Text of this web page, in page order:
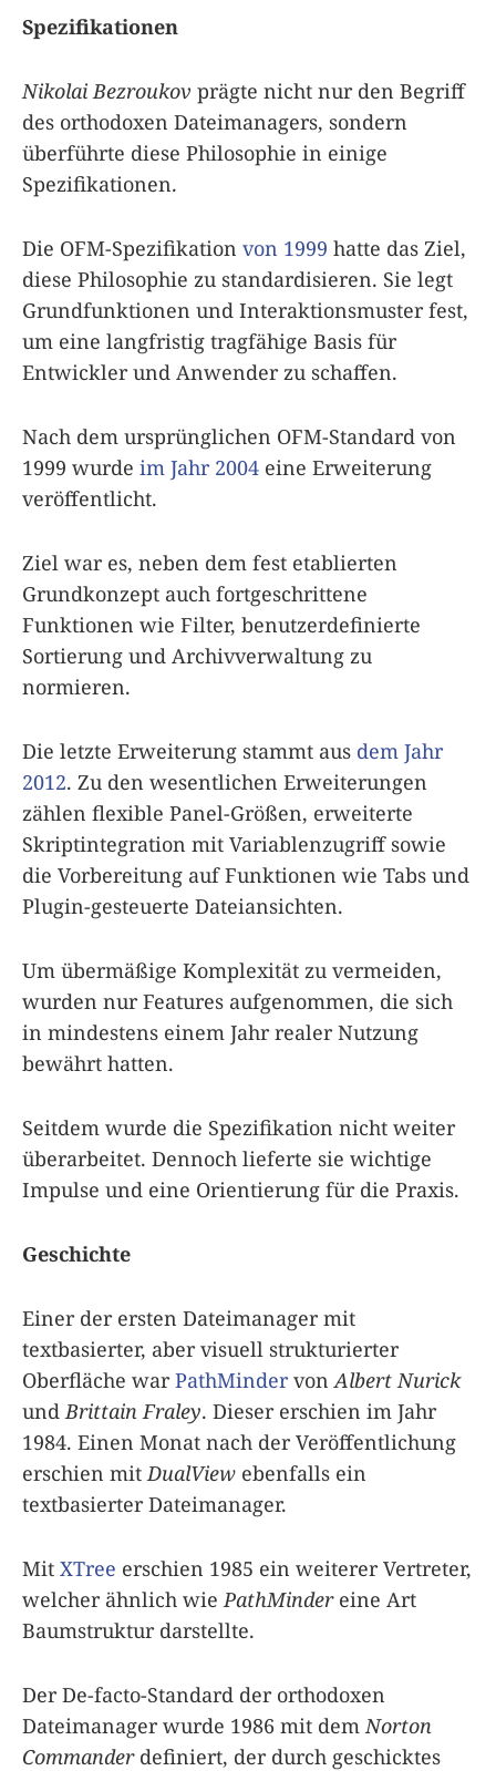
Spezifikationen
Nikolai Bezroukov prägte nicht nur den Begriff
des orthodoxen Dateimanagers, sondern
überführte diese Philosophie in einige
Spezifikationen.
Die OFM-Spezifikation von 1999 hatte das Ziel,
diese Philosophie zu standardisieren. Sie legt
Grundfunktionen und Interaktionsmuster fest,
um eine langfristig tragfähige Basis für
Entwickler und Anwender zu schaffen.
Nach dem ursprünglichen OFM-Standard von
1999 wurde im Jahr 2004 eine Erweiterung
veröffentlicht.
Ziel war es, neben dem fest etablierten
Grundkonzept auch fortgeschrittene
Funktionen wie Filter, benutzerdefinierte
Sortierung und Archivverwaltung zu
normieren.
Die letzte Erweiterung stammt aus dem Jahr
2012. Zu den wesentlichen Erweiterungen
zählen flexible Panel-Größen, erweiterte
Skriptintegration mit Variablenzugriff sowie
die Vorbereitung auf Funktionen wie Tabs und
Plugin-gesteuerte Dateiansichten.
Um übermäßige Komplexität zu vermeiden,
wurden nur Features aufgenommen, die sich
in mindestens einem Jahr realer Nutzung
bewährt hatten.
Seitdem wurde die Spezifikation nicht weiter
überarbeitet. Dennoch lieferte sie wichtige
Impulse und eine Orientierung für die Praxis.
Geschichte
Einer der ersten Dateimanager mit
textbasierter, aber visuell strukturierter
Oberfläche warPathMindervon Albert Nurick
und Brittain Fraley. Dieser erschien im Jahr
1984. Einen Monat nach der Veröffentlichung
erschien mit DualView ebenfalls ein
textbasierter Dateimanager.
Mit XTree erschien 1985 ein weiterer Vertreter,
welcher ähnlich wie PathMindereine Art
Baumstruktur darstellte.
Der De-facto-Standard der orthodoxen
Dateimanager wurde 1986 mit dem Norton
Commanderdefiniert, der durch geschicktes